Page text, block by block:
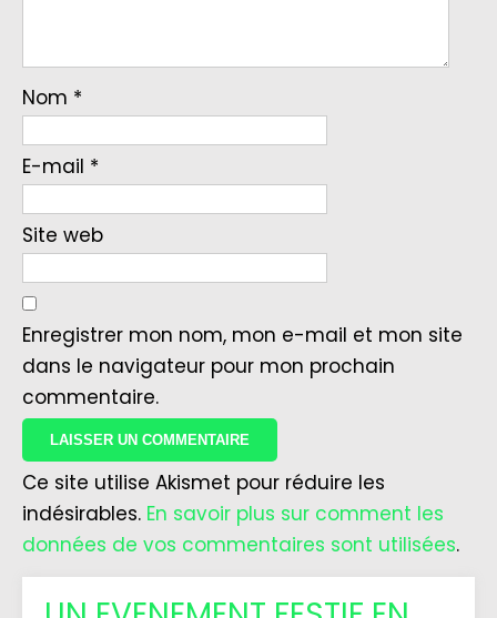
Nom *
E-mail *
Site web
Enregistrer mon nom, mon e-mail et mon site
dans le navigateur pour mon prochain
commentaire.
Ce site utilise Akismet pour réduire les
indésirables. En savoir plus sur comment les
données de vos commentaires sont utilisées.